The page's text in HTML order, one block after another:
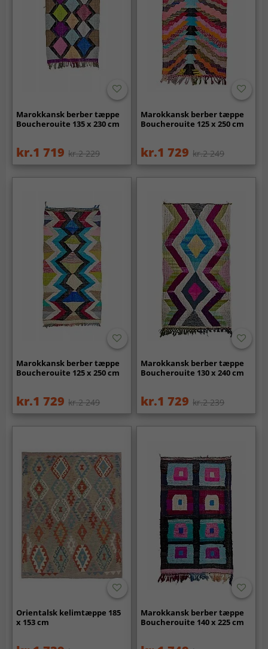
Marokkansk berber tæppe
Boucherouite 135 x 230 cm
kr.1 719 kr.2 229
Marokkansk berber tæppe
Boucherouite 125 x 250 cm
kr.1 729 kr.2 249
Marokkansk berber tæppe
Boucherouite 125 x 250 cm
kr.1 729 kr.2 249
Marokkansk berber tæppe
Boucherouite 130 x 240 cm
kr.1 729 kr.2 239
Orientalsk kelimtæppe 185
x 153 cm
Marokkansk berber tæppe
Boucherouite 140 x 225 cm